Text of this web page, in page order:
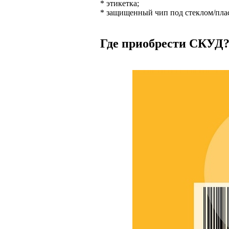
* этикетка;
* защищенный чип под стеклом/
Где приобрести СКУД?